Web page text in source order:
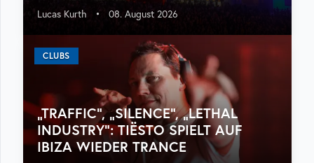
Lucas Kurth • 08. August 2026
CLUBS
„TRAFFIC“, „SILENCE“, „LETHAL
INDUSTRY“: TIËSTO SPIELT AUF
IBIZA WIEDER TRANCE